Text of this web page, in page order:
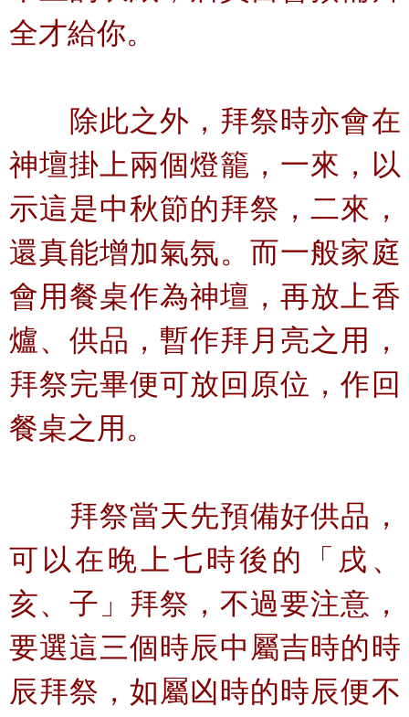
全才給你。
除此之外，拜祭時亦會在
神壇掛上兩個燈籠，一來，以
示這是中秋節的拜祭，二來，
還真能增加氣氛。而一般家庭
會用餐桌作為神壇，再放上香
爐、供品，暫作拜月亮之用，
拜祭完畢便可放回原位，作回
餐桌之用。
拜祭當天先預備好供品，
可以在晚上七時後的「戌、
亥、子」拜祭，不過要注意，
要選這三個時辰中屬吉時的時
辰拜祭，如屬凶時的時辰便不